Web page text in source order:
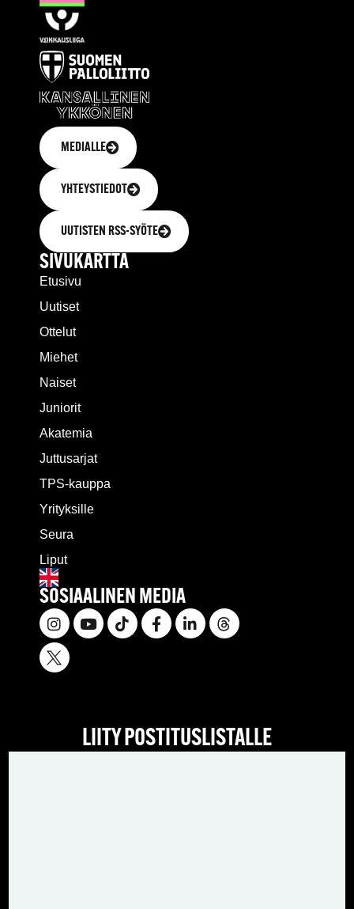
MEDIALLE
YHTEYSTIEDOT
UUTISTEN RSS-SYÖTE
SIVUKARTTA
Etusivu
Uutiset
Ottelut
Miehet
Naiset
Juniorit
Akatemia
Juttusarjat
TPS-kauppa
Yrityksille
Seura
Liput
SOSIAALINEN MEDIA
LIITY POSTITUSLISTALLE